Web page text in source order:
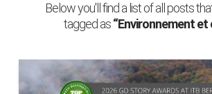
Below you'll find a list of all posts
tagged as“Environnement et